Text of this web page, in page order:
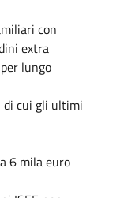
con
extra
lungo
di cui gli ultimi
6 mila euro